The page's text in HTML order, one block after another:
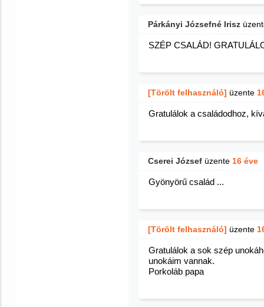
Párkányi Józsefné Irisz
SZÉP CSALÁD!
[Törölt felhasználó] üzente
Gratulálok a családodhoz,
Cserei József üzente 16 éve
Gyönyörű család ...
[Törölt felhasználó] üzente
Gratulálok a sok szép
unokáim vannak.
Porkoláb papa